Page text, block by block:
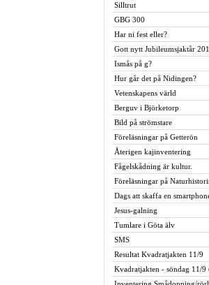
Silltrut
GBG 300
Har ni fest eller?
Gott nytt Jubileumsjaktår
Ismås på g?
Hur går det på Nidingen?
Vetenskapens värld
Berguv i Björketorp
Bild på strömstare
Föreläsningar på Getterön
Återigen kajinventering
Fågelskådning är kultur.
Föreläsningar på
Dags att skaffa en
Jesus-galning
Tumlare i Göta älv
SMS
Resultat Kvadratjakten 11/9
Kvadratjakten - söndag 11/9